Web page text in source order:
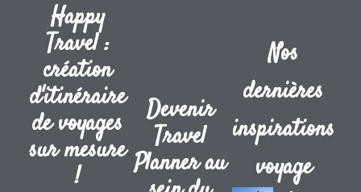
Happy
Travel :
création
d'itinéraire
de voyages
sur mesure
!
Devenir
Travel
Planner au
Nos
dernières
inspirations
voyage